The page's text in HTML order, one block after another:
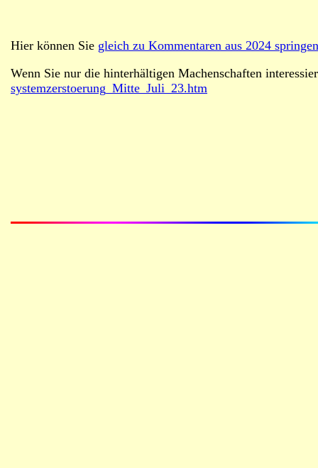
Hier können Sie gleich zu Kommentaren aus 2024
Wenn Sie nur die hinterhältigen Machenschaften
systemzerstoerung_Mitte_Juli_23.htm